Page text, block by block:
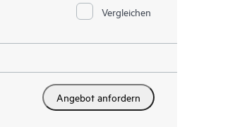
Vergleichen
Angebot anfordern